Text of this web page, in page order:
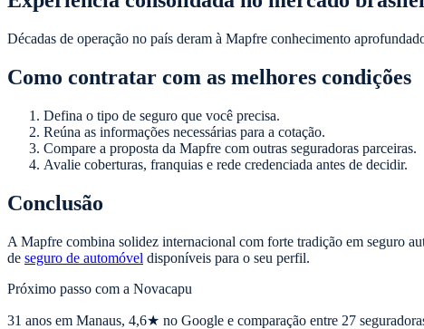
Décadas de operação no país deram à Mapfre conhecimento
Como contratar com as melhores condições
Defina o tipo de seguro que você precisa.
Reúna as informações necessárias para a cotação.
Compare a proposta da Mapfre com outras seguradoras parceiras.
Avalie coberturas, franquias e rede credenciada antes de decidir.
Conclusão
A Mapfre combina solidez internacional com forte tradição em seguro
de seguro de automóvel disponíveis para o seu perfil.
Próximo passo com a Novacapu
31 anos em Manaus, 4,6★ no Google e comparação entre 27